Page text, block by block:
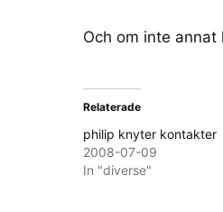
Och om inte
Relaterade
philip knyter kontakter
2008-07-09
In "diverse"